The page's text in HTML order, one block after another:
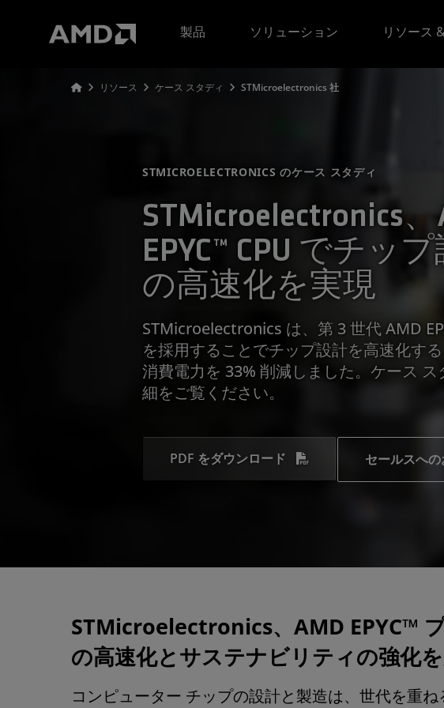
製品
ソリューション リソース
リソース ケース スタディ STMicroelectronics 社
STMICROELECTRONICS のケース スタディ
STMicroelectronics、
EPYC™ CPU でチッ
の高速化を実現
STMicroelectronics は、第 3 世代 AMD
を採用することでチップ設計を高速化す
消費電力を 33% 削減しました。ケース ス
細をご覧ください。
PDF をダウンロード セールスへ
STMicroelectronics、AMD EPYC™
の高速化とサステナビリティの強化
コンピューター チップの設計と製造は、世代を重